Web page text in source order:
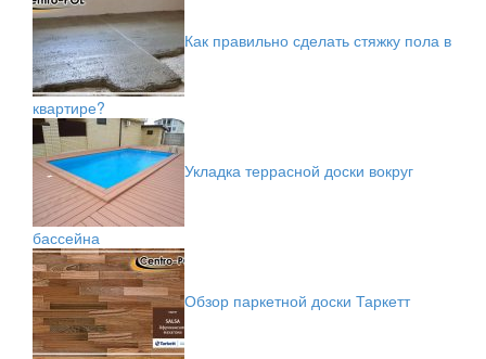
Как правильно сделать стяжку пола в
квартире?
Укладка террасной доски вокруг
бассейна
Обзор паркетной доски Таркетт